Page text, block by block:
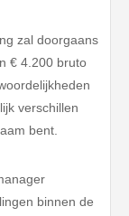
zal doorgaans
€ 4.200 bruto
verschillen
bent.
binnen de